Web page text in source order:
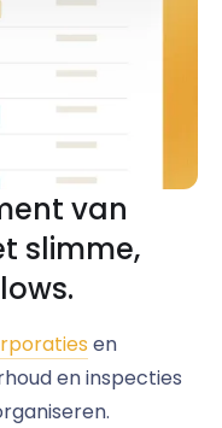
van
slimme,
en
en inspecties